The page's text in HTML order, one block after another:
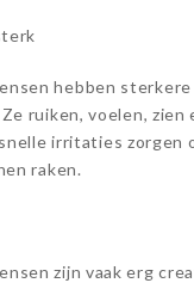
hebben
ruiken, voelen, zien
irritaties zorgen
raken.
zijn vaak erg